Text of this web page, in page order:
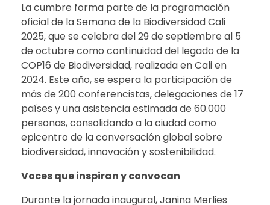
La cumbre forma parte de la programación
oficial de la Semana de la Biodiversidad Cali
2025, que se celebra del 29 de septiembre al 5
de octubre como continuidad del legado de la
COP16 de Biodiversidad, realizada en Cali en
2024. Este año, se espera la participación de
más de 200 conferencistas, delegaciones de 17
países y una asistencia estimada de 60.000
personas, consolidando a la ciudad como
epicentro de la conversación global sobre
biodiversidad, innovación y sostenibilidad.
Voces que inspiran y convocan
Durante la jornada inaugural, Janina Merlies